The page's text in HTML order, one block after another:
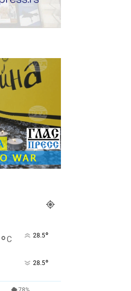
°C 28.5°
28.5°